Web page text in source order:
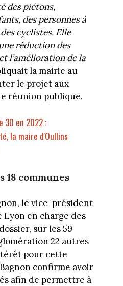
des piétons,
des personnes à
cyclistes. Elle
réduction des
l’amélioration de la
la mairie au
le projet aux
réunion publique.
30 en 2022 :
la maire d'Oullins
18 communes
le vice-président
en charge des
sur les 59
22 autres
pour cette
confirme avoir
afin de permettre à